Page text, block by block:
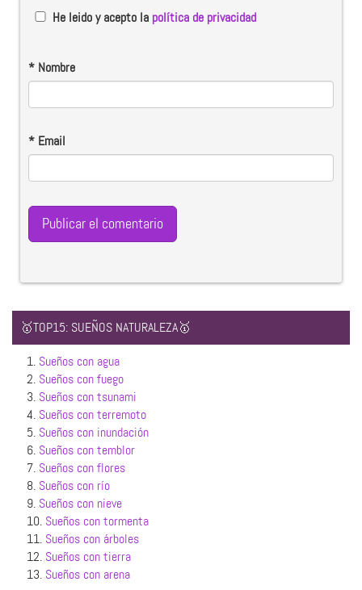
He leido y acepto la política de privacidad
* Nombre
* Email
🥇TOP15: SUEÑOS NATURALEZA🥇
1. Sueños con agua
2. Sueños con fuego
3. Sueños con tsunami
4. Sueños con terremoto
5. Sueños con inundación
6. Sueños con temblor
7. Sueños con flores
8. Sueños con río
9. Sueños con nieve
10. Sueños con tormenta
11. Sueños con árboles
12. Sueños con tierra
13. Sueños con arena